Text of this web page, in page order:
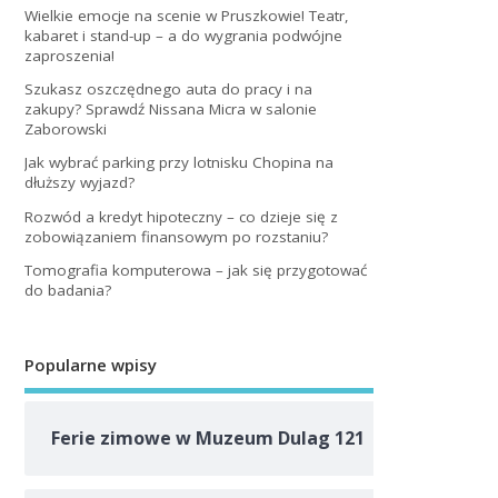
Wielkie emocje na scenie w Pruszkowie! Teatr,
kabaret i stand-up – a do wygrania podwójne
zaproszenia!
Szukasz oszczędnego auta do pracy i na
zakupy? Sprawdź Nissana Micra w salonie
Zaborowski
Jak wybrać parking przy lotnisku Chopina na
dłuższy wyjazd?
Rozwód a kredyt hipoteczny – co dzieje się z
zobowiązaniem finansowym po rozstaniu?
Tomografia komputerowa – jak się przygotować
do badania?
Popularne wpisy
Ferie zimowe w Muzeum Dulag 121